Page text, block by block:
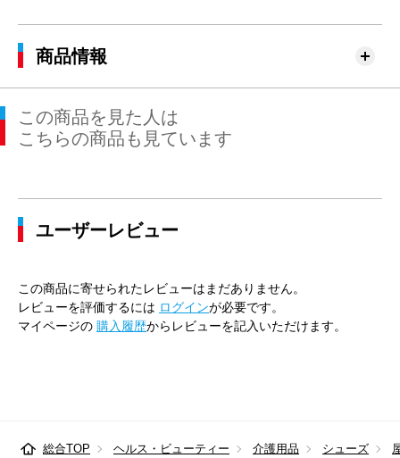
商品情報
この商品を見た人は
こちらの商品も見ています
ユーザーレビュー
この商品に寄せられたレビューはまだありません。
レビューを評価するには ログインが必要です。
マイページの 購入履歴からレビューを記入いただけます。
総合TOP ヘルス・ビューティー 介護用品 シューズ